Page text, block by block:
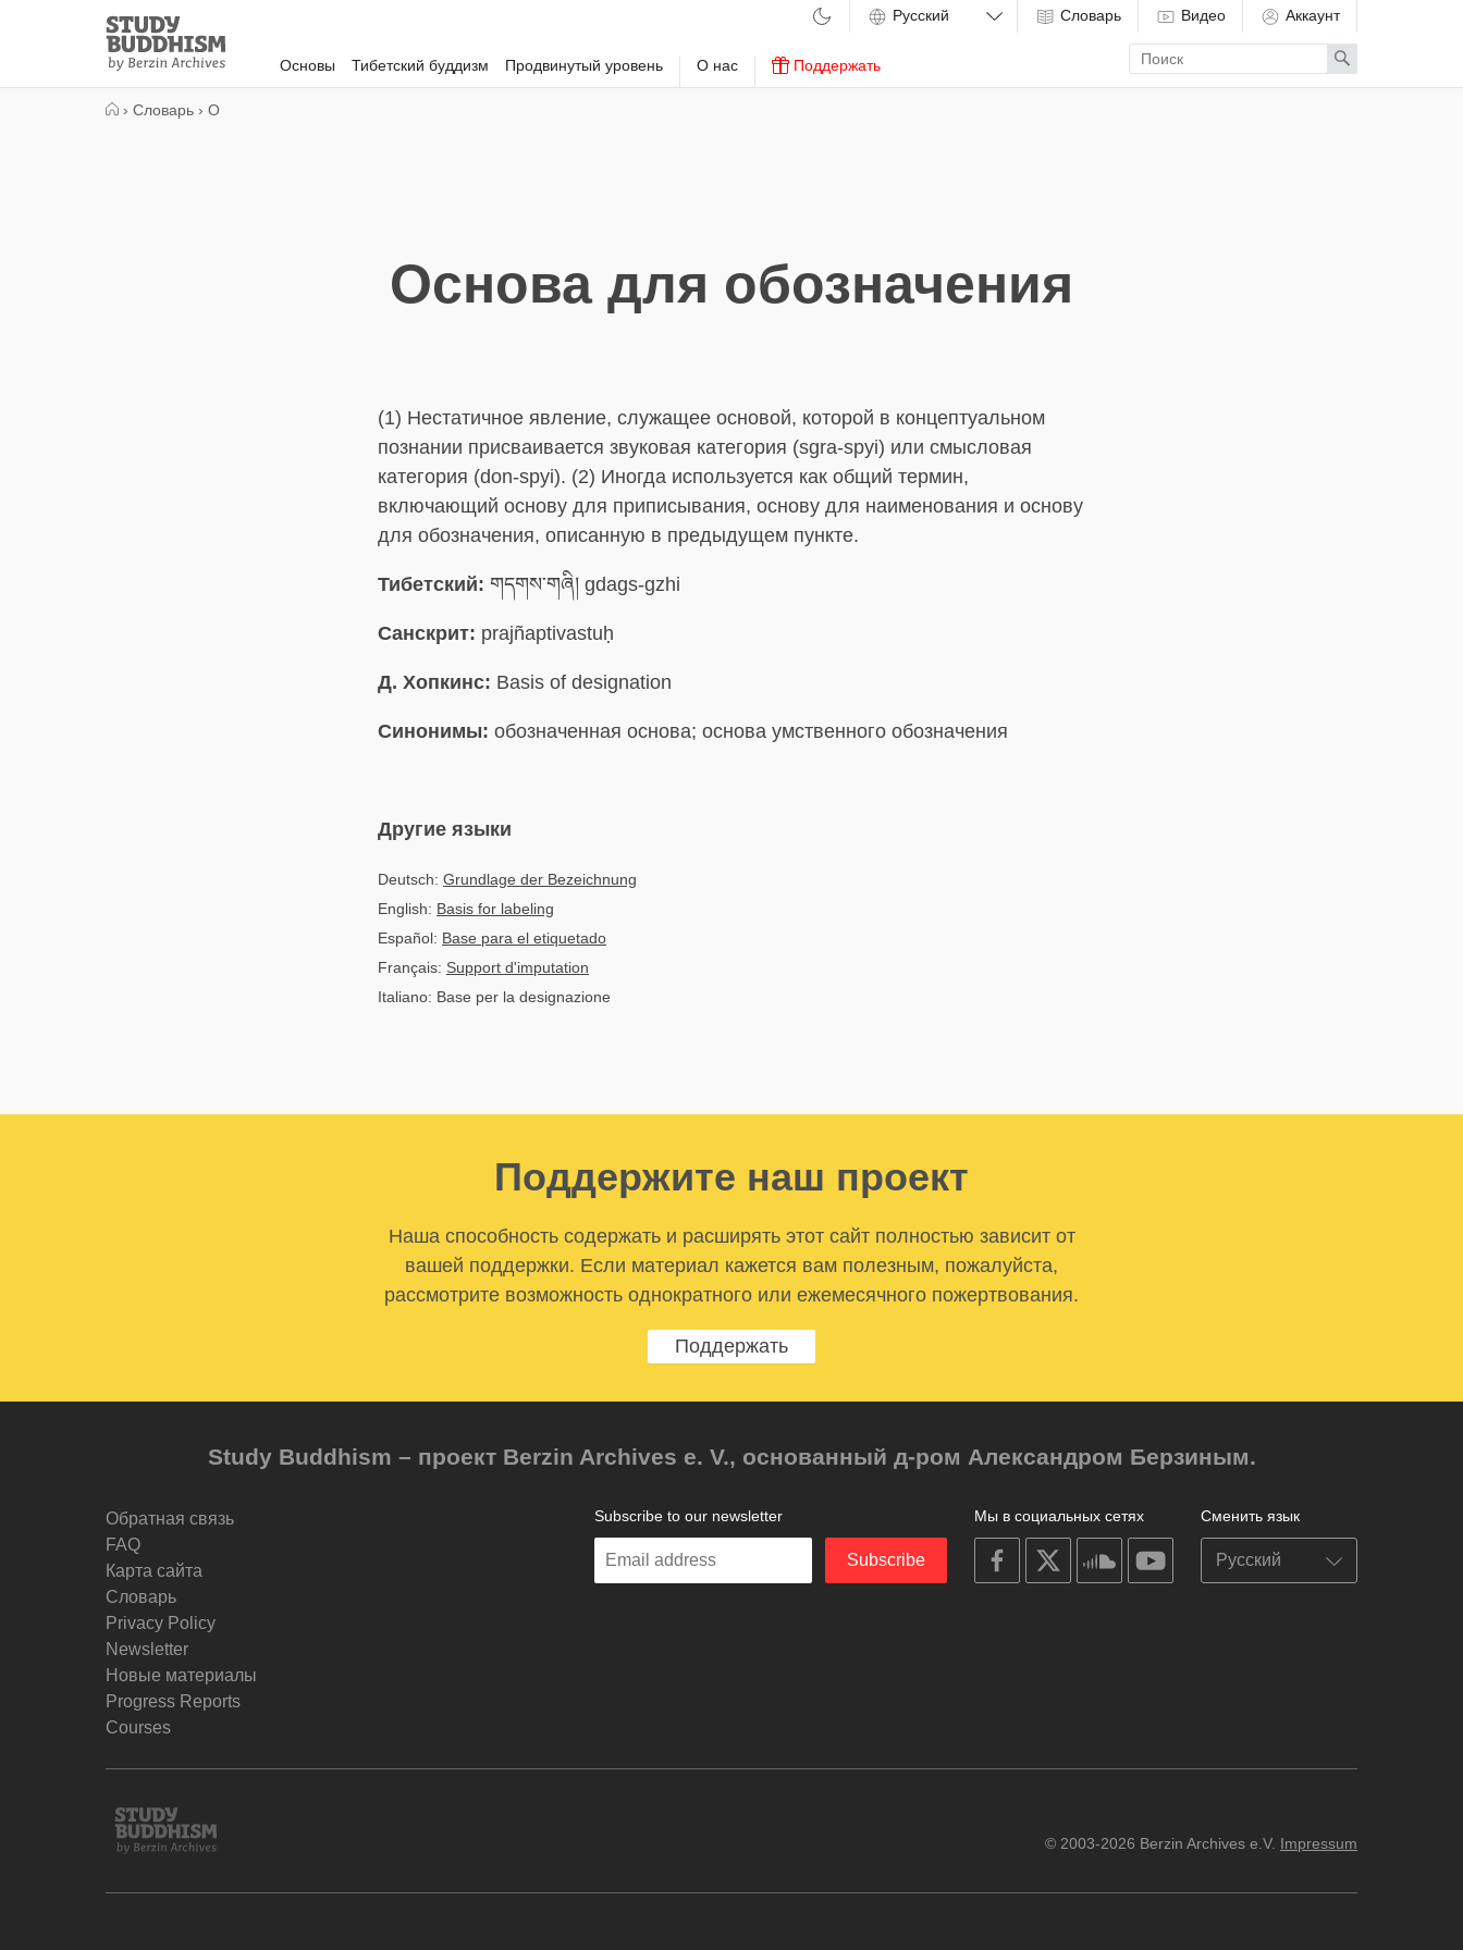
Study
Buddhism
Home
Основы Тибетский буддизм Продвинутый уровень О нас Поддержать
Словарь Видео Аккаунт
Enter
search
term
Search
› Словарь › О
Основа для обозначения
(1) Нестатичное явление, служащее основой, которой в концептуальном
познании присваивается звуковая категория (sgra-spyi) или смысловая
категория (don-spyi). (2) Иногда используется как общий термин,
включающий основу для приписывания, основу для наименования и основу
для обозначения, описанную в предыдущем пункте.
Тибетский: གདགས་གཞི། gdags-gzhi
Санскрит: prajñaptivastuḥ
Д. Хопкинс: Basis of designation
Синонимы: обозначенная основа; основа умственного обозначения
Другие языки
Deutsch: Grundlage der Bezeichnung
English: Basis for labeling
Español: Base para el etiquetado
Français: Support d'imputation
Italiano: Base per la designazione
Поддержите наш проект
Наша способность содержать и расширять этот сайт полностью зависит от
вашей поддержки. Если материал кажется вам полезным, пожалуйста,
рассмотрите возможность однократного или ежемесячного пожертвования.
Поддержать
Study Buddhism – проект Berzin Archives e. V., основанный д-ром Александром Берзиным.
Обратная связь
FAQ
Карта сайта
Словарь
Privacy Policy
Newsletter
Новые материалы
Progress Reports
Courses
Сменить язык
Мы в социальных сетях
on
facebook
on
on
soundcloudyoutube
Subscribe to our newsletter
Enter
Subscribe
Study
Buddhism
© 2003-2026 Berzin Archives e.V. Impressum